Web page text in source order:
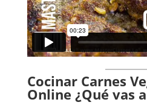
Cocinar Carnes
Online ¿Qué vas